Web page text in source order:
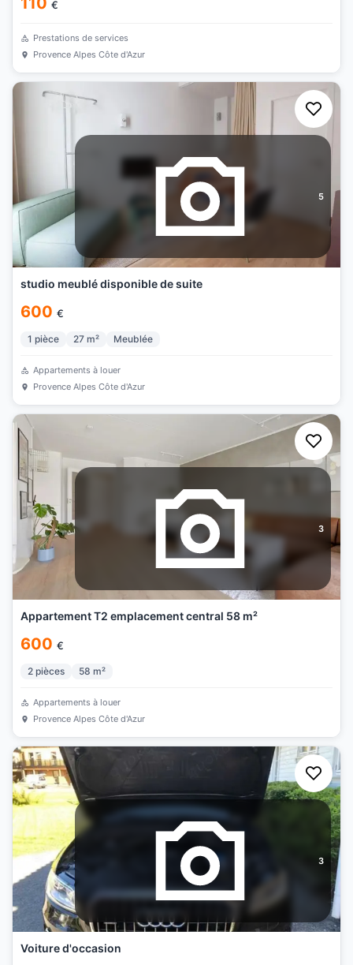
€
Prestations de services
Provence Alpes Côte d'Azur
5
studio meublé disponible de suite
600 €
1 pièce 27 m² Meublée
Appartements à louer
Provence Alpes Côte d'Azur
3
Appartement T2 emplacement central 58 m²
600 €
2 pièces 58 m²
Appartements à louer
Provence Alpes Côte d'Azur
3
Voiture d'occasion